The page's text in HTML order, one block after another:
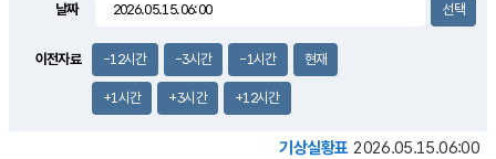
0.0m/s
날짜
이전자료 -12시간 -3시간 -1시간 현재
+1시간 +3시간 +12시간
기상실황표 2026.05.15.06:00